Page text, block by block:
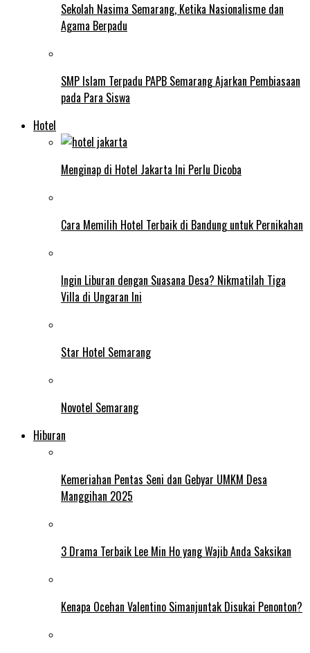
Sekolah Nasima Semarang, Ketika Nasionalisme dan
Agama Berpadu
SMP Islam Terpadu PAPB Semarang Ajarkan Pembiasaan
pada Para Siswa
Hotel
Menginap di Hotel Jakarta Ini Perlu Dicoba
Cara Memilih Hotel Terbaik di Bandung untuk Pernikahan
Ingin Liburan dengan Suasana Desa? Nikmatilah Tiga
Villa di Ungaran Ini
Star Hotel Semarang
Novotel Semarang
Hiburan
Kemeriahan Pentas Seni dan Gebyar UMKM Desa
Manggihan 2025
3 Drama Terbaik Lee Min Ho yang Wajib Anda Saksikan
Kenapa Ocehan Valentino Simanjuntak Disukai Penonton?